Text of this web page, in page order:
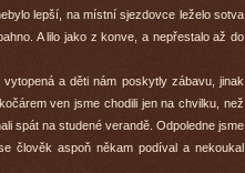
lepší, na místní sjezdovce leželo sotva
A lilo jako z konve, a nepřestalo až do
a děti nám poskytly zábavu, jinak
ven jsme chodili jen na chvilku, než
spát na studené verandě. Odpoledne jsme
člověk aspoň někam podíval a nekoukal